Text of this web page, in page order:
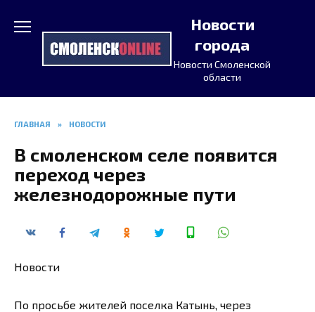
содержанию
Новости
города
Новости Смоленской
области
ГЛАВНАЯ » НОВОСТИ
В смоленском селе появится
переход через
железнодорожные пути
Новости
По просьбе жителей поселка Катынь, через